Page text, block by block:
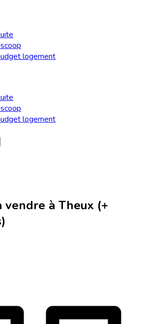
logement
logement
vendre à Theux (+